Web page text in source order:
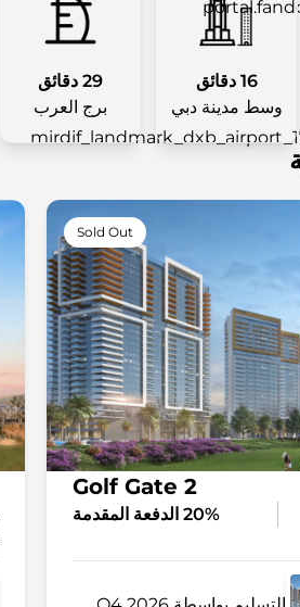
16 دقائق
وسط مدينة دبي
29 دقائق
برج العرب
Sold Out
Golf Gate 2
20% الدفعة المقدمة